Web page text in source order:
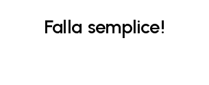
Falla semplice!